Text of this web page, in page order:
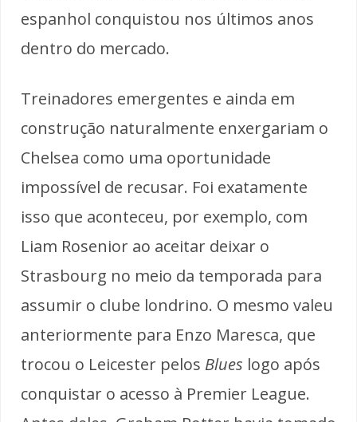
espanhol conquistou nos últimos anos
dentro do mercado.
Treinadores emergentes e ainda em
construção naturalmente enxergariam o
Chelsea como uma oportunidade
impossível de recusar. Foi exatamente
isso que aconteceu, por exemplo, com
Liam Rosenior ao aceitar deixar o
Strasbourg no meio da temporada para
assumir o clube londrino. O mesmo valeu
anteriormente para Enzo Maresca, que
trocou o Leicester pelos Blues logo após
conquistar o acesso à Premier League.